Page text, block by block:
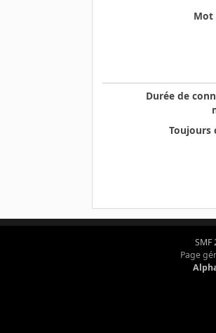
Mot
Durée de
Toujours
SMF
Page